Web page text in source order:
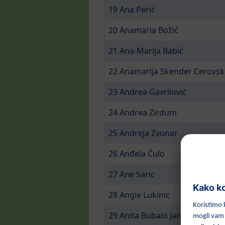
19 Ana Perić
20 Anamaria Božić
21 Ana-Marija Babić
22 Anamarija Skender
23 Andrea Gavrilović
24 Andrea Zirdum
25 Andreja Zvonar
26 Anđela Čulo
27 Ane Saric
28 Angie Lukinic
29 Anita Bubalo Jambrović